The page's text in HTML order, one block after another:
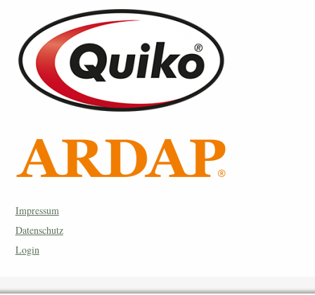
Impressum
Datenschutz
Login